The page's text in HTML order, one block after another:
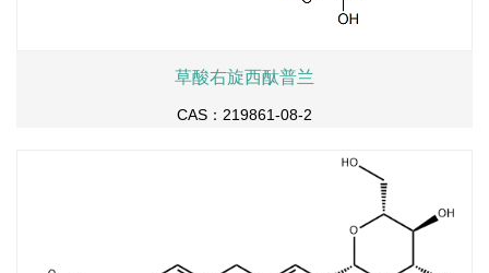
草酸右旋西酞普兰
CAS：219861-08-2